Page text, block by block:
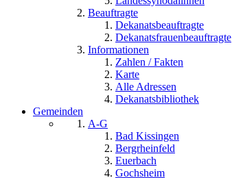
Beauftragte
Dekanatsbeauftragte
Dekanatsfrauenbeauftragte
Informationen
Zahlen / Fakten
Karte
Alle Adressen
Dekanatsbibliothek
Gemeinden
A-G
Bad Kissingen
Bergrheinfeld
Euerbach
Gochsheim